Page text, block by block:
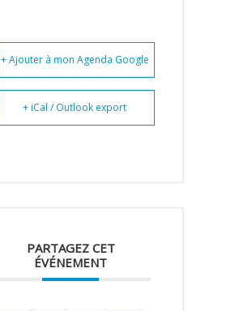
+ Ajouter à mon Agenda Google
+ iCal / Outlook export
PARTAGEZ CET
ÉVÉNEMENT